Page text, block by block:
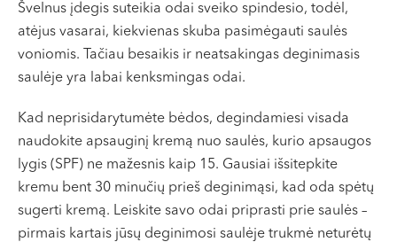
Švelnus įdegis suteikia odai sveiko spindesio, todėl,
atėjus vasarai, kiekvienas skuba pasimėgauti saulės
voniomis. Tačiau besaikis ir neatsakingas deginimasis
saulėje yra labai kenksmingas odai.
Kad neprisidarytumėte bėdos, degindamiesi visada
naudokite apsauginį kremą nuo saulės, kurio apsaugos
lygis (SPF) ne mažesnis kaip 15. Gausiai išsitepkite
kremu bent 30 minučių prieš deginimąsi, kad oda spėtų
sugerti kremą. Leiskite savo odai priprasti prie saulės –
pirmais kartais jūsų deginimosi saulėje trukmė neturėtų